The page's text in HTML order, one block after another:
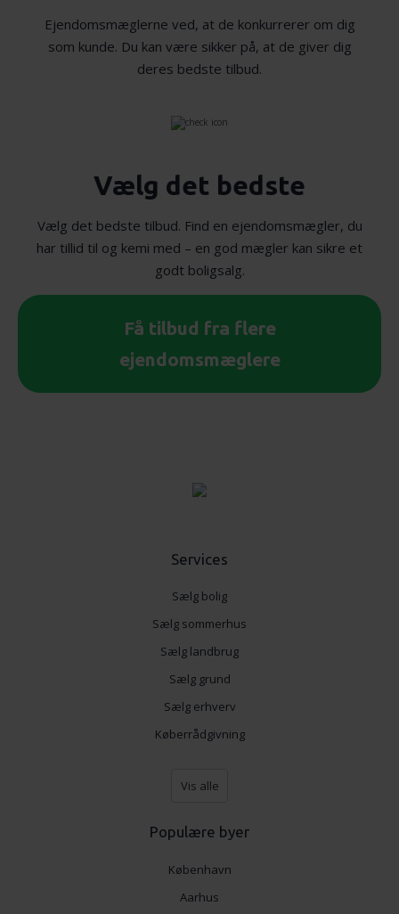
Ejendomsmæglerne ved, at de konkurrerer om dig
som kunde. Du kan være sikker på, at de giver dig
deres bedste tilbud.
Vælg det bedste
Vælg det bedste tilbud. Find en ejendomsmægler, du
har tillid til og kemi med – en god mægler kan sikre et
godt boligsalg.
Få tilbud fra flere
ejendomsmæglere
Services
Sælg bolig
Sælg sommerhus
Sælg landbrug
Sælg grund
Sælg erhverv
Køberrådgivning
Vis alle
Populære byer
København
Aarhus